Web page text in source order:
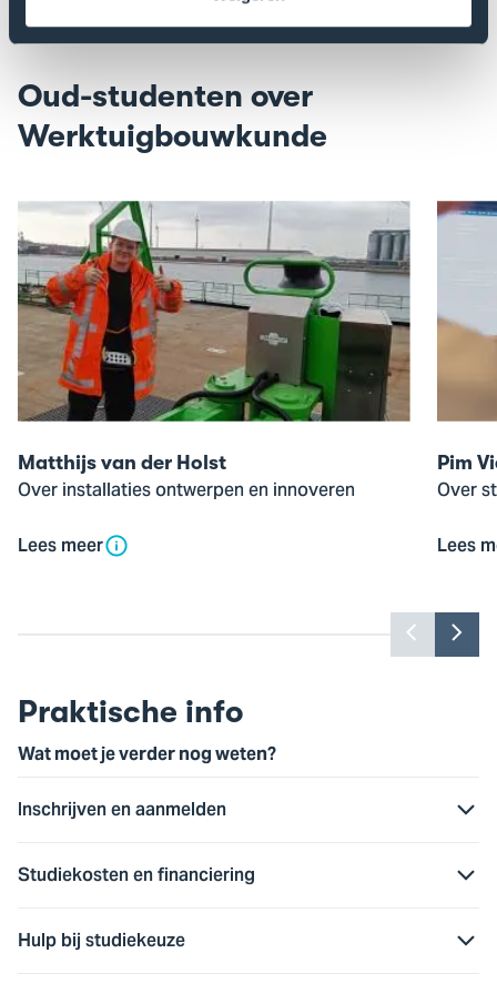
Toon
vorige
slide
Oud-studenten over
Werktuigbouwkunde
Open
de
pop-
up
van
Matthijs
van
der
Holst
Matthijs van der Holst
Over installaties ontwerpen en innoveren
Lees meer
Open
van
Pim
Over
Lees
Toon
vorige
Praktische info
Wat moet je verder nog weten?
Inschrijven en aanmelden
Studiekosten en financiering
Hulp bij studiekeuze